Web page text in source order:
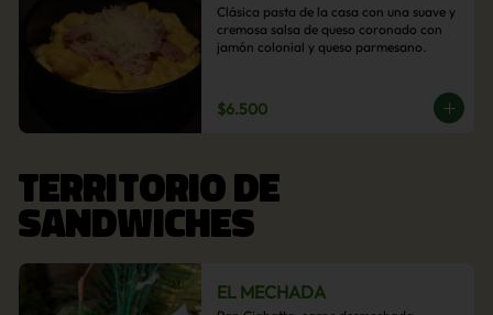
Clásica pasta de la casa con una suave y
cremosa salsa de queso coronado con
jamón colonial y queso parmesano.
$6.500
TERRITORIO DE
SANDWICHES
EL MECHADA